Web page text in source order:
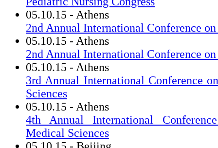
05.10.15 - Athens
2nd Annual International Conference
05.10.15 - Athens
2nd Annual International Conference
05.10.15 - Athens
3rd Annual International Conference
Sciences
05.10.15 - Athens
4th Annual International
Medical Sciences